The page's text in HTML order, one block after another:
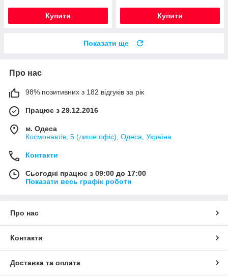
Купити Купити
Показати ще
Про нас
98% позитивних з 182 відгуків за рік
Працює з 29.12.2016
м. Одеса
Космонавтів, 5 (лише офіс), Одеса, Україна
Контакти
Сьогодні працює з 09:00 до 17:00
Показати весь графік роботи
Про нас
Контакти
Доставка та оплата